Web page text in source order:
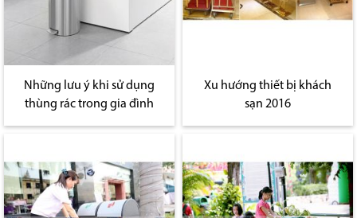
Những lưu ý khi sử dụng
thùng rác trong gia đình
Xu hướng thiết bị khách
sạn 2016